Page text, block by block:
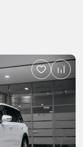
Добавить
в
избранное